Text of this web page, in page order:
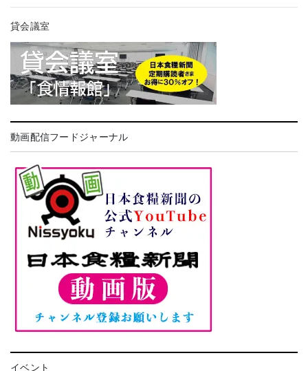
貸会議室
動画配信フードジャーナル
イベント